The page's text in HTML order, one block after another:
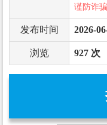
谨防诈骗
发布时间 2026-
浏览 927 次